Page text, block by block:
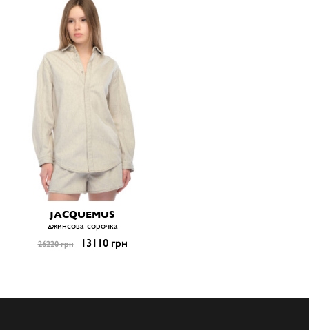
JACQUEMUS
джинсова сорочка
26220 грн 13110 грн